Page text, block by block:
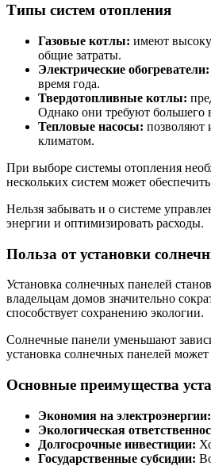
Типы систем отопления
Газовые котлы: имеют
общие затраты.
Электрические обогреватели:
время года.
Твердотопливные котлы:
Однако они требуют большего
Тепловые насосы: позволяют
климатом.
При выборе системы отопления
нескольких систем может
Нельзя забывать и о системе
энергии и оптимизировать расходы.
Польза от установки
Установка солнечных панелей
владельцам домов значительно
способствует сохранению экологии.
Солнечные панели уменьшают
установка солнечных панелей
Основные преимущества
Экономия на электроэнергии:
Экологическая
Долгосрочные инвестиции:
Государственные субсидии: